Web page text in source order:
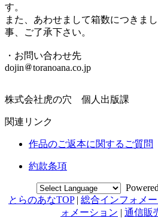
す。
また、あわせまして箱数につきま
事、ご了承下さい。
・お問い合わせ先
dojin
toranoana.co.jp
株式会社虎の穴 個人出版課
関連リンク
作品のご返本に関するご質問
約款条項
とらのあなTOP| 総合インフォメ
ォメーション | 通信販